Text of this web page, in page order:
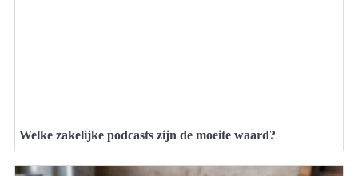
Welke zakelijke podcasts zijn de moeite waard?